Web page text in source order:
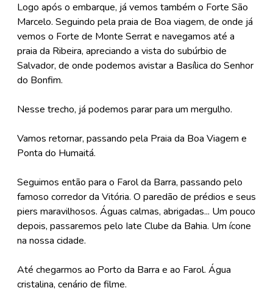
Logo após o embarque, já vemos também o Forte São
Marcelo. Seguindo pela praia de Boa viagem, de onde já
vemos o Forte de Monte Serrat e navegamos até a
praia da Ribeira, apreciando a vista do subúrbio de
Salvador, de onde podemos avistar a Basílica do Senhor
do Bonfim.
Nesse trecho, já podemos parar para um mergulho.
Vamos retornar, passando pela Praia da Boa Viagem e
Ponta do Humaitá.
Seguimos então para o Farol da Barra, passando pelo
famoso corredor da Vitória. O paredão de prédios e seus
piers maravilhosos. Águas calmas, abrigadas... Um pouco
depois, passaremos pelo Iate Clube da Bahia. Um ícone
na nossa cidade.
Até chegarmos ao Porto da Barra e ao Farol. Água
cristalina, cenário de filme.